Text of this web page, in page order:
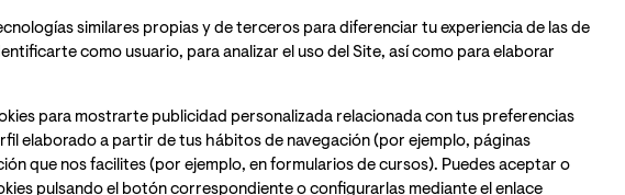
riesgo cardiovascular (Kiecolt-Glaser, 2003),
Vitaliano y sus colaboradores (2002)
cardiovascular de los cuidadores debemos
son variables sociodemográficas, tales
son variables relacionadas con hábitos
de Masa Corporal (IMC) o comportamientos
horas y calidad de sueño,…).
Osteoporosis y
similares propias y de terceros para diferenciar tu experiencia de las de
como usuario, para analizar el uso del Site, así como para elaborar
para mostrarte publicidad personalizada relacionada con tus preferencias
elaborado a partir de tus hábitos de navegación (por ejemplo, páginas
que nos facilites (por ejemplo, en formularios de cursos). Puedes aceptar o
pulsando el botón correspondiente o configurarlas mediante el enlace